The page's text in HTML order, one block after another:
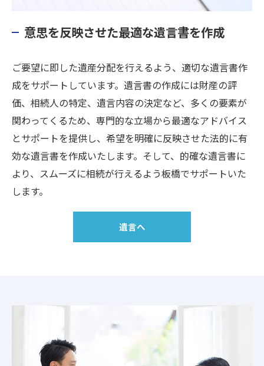
意思を反映させた最適な遺言書を作成
ご要望に即した遺産分配を行えるよう、適切な遺言書作
成をサポートしています。遺言書の作成には財産の評
価、相続人の特定、遺言内容の決定など、多くの要素が
関わってくるため、専門的な立場から最適なアドバイス
とサポートを提供し、希望を明確に反映させた法的に有
効な遺言書を作成いたします。そして、的確な遺言書に
より、スムーズに相続が行えるよう板橋でサポートいた
します。
遺言へ